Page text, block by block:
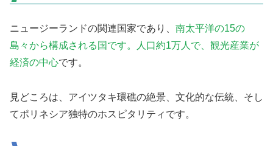
ニュージーランドの関連国家であり、 南太平洋の15の
島々から構成される国です。人口約1万人で、観光産業が
経済の中心です。
見どころは、アイツタキ環礁の絶景、文化的な伝統、そし
てポリネシア独特のホスピタリティです。